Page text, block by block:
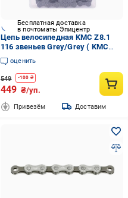
Бесплатная доставка
в почтоматы Эпицентр
Цепь велосипедная KMC Z8.1
116 звеньев Grey/Grey ( KMC
Z8.1 )
оценить
549 -100 ₴
449 ₴/уп.
Привезём Доставим